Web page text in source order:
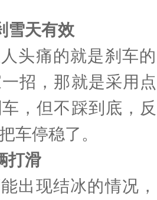
雪天有效
头痛的就是刹车
招，那就是采用
，但不踩到底，
车停稳了。
打滑
出现结冰的情况